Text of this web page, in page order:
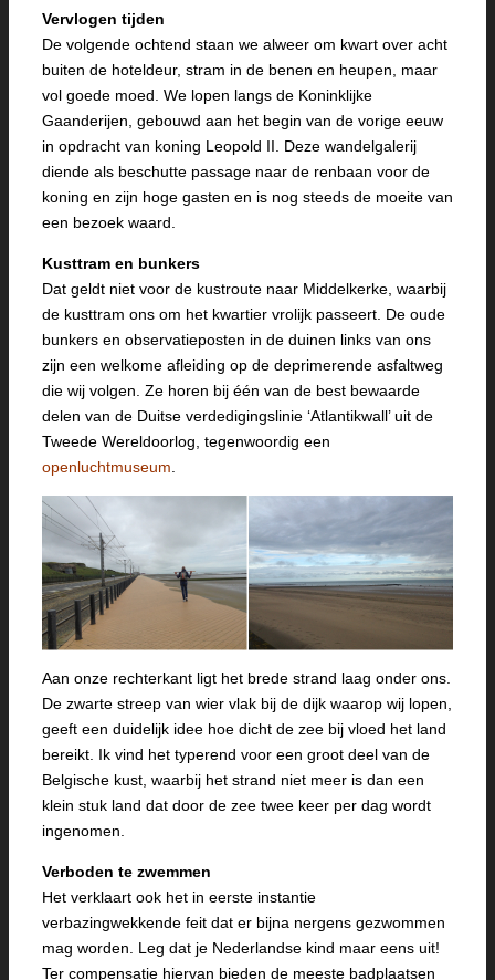
Vervlogen tijden
De volgende ochtend staan we alweer om kwart over acht
buiten de hoteldeur, stram in de benen en heupen, maar
vol goede moed. We lopen langs de Koninklijke
Gaanderijen, gebouwd aan het begin van de vorige eeuw
in opdracht van koning Leopold II. Deze wandelgalerij
diende als beschutte passage naar de renbaan voor de
koning en zijn hoge gasten en is nog steeds de moeite van
een bezoek waard.
Kusttram en bunkers
Dat geldt niet voor de kustroute naar Middelkerke, waarbij
de kusttram ons om het kwartier vrolijk passeert. De oude
bunkers en observatieposten in de duinen links van ons
zijn een welkome afleiding op de deprimerende asfaltweg
die wij volgen. Ze horen bij één van de best bewaarde
delen van de Duitse verdedigingslinie ‘Atlantikwall’ uit de
Tweede Wereldoorlog, tegenwoordig een
openluchtmuseum
Aan onze rechterkant ligt het brede strand laag onder ons.
De zwarte streep van wier vlak bij de dijk waarop wij lopen,
geeft een duidelijk idee hoe dicht de zee bij vloed het land
bereikt. Ik vind het typerend voor een groot deel van de
Belgische kust, waarbij het strand niet meer is dan een
klein stuk land dat door de zee twee keer per dag wordt
ingenomen.
Verboden te zwemmen
Het verklaart ook het in eerste instantie
verbazingwekkende feit dat er bijna nergens gezwommen
mag worden. Leg dat je Nederlandse kind maar eens uit!
Ter compensatie hiervan bieden de meeste badplaatsen